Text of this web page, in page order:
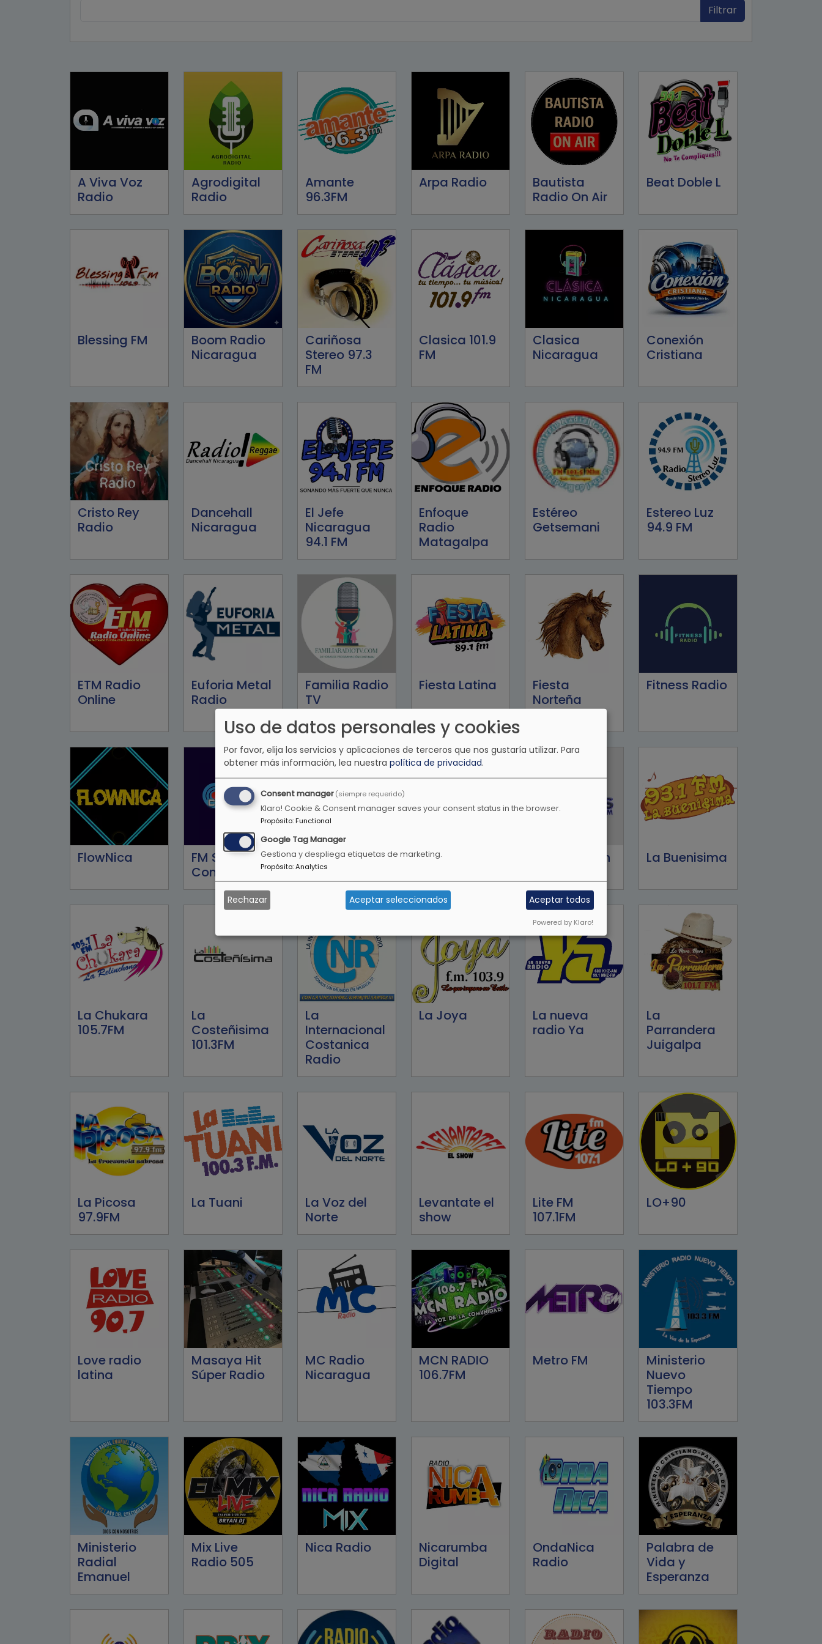
Filtrar
A Viva Voz
Radio
Agrodigital
Radio
Amante
96.3FM
Arpa Radio
Bautista
Radio On Air
Beat Doble L
Blessing FM
Boom Radio
Nicaragua
Cariñosa
Stereo 97.3
FM
Clasica 101.9
FM
Clasica
Nicaragua
Conexión
Cristiana
Cristo Rey
Radio
Dancehall
Nicaragua
El Jefe
Nicaragua
94.1 FM
Enfoque
Radio
Matagalpa
Estéreo
Getsemani
Estereo Luz
94.9 FM
ETM Radio
Online
Euforia Metal
Radio
Familia Radio
TV
Fiesta Latina
Fiesta
Norteña
Radio
Fitness Radio
FlowNica
FM Stereo
Conexión 91.5
Happy Radio
96.7
Hotmusic
Kairos Seven La Buenisima
La Chukara
105.7FM
La
Costeñisima
101.3FM
La
Internacional
Costanica
Radio
La Joya
La nueva
radio Ya
La
Parrandera
Juigalpa
La Picosa
97.9FM
La Tuani
La Voz del
Norte
Levantate el
show
Lite FM
107.1FM
LO+90
Love radio
latina
Masaya Hit
Súper Radio
MC Radio
Nicaragua
MCN RADIO
106.7FM
Metro FM
Ministerio
Nuevo
Tiempo
103.3FM
Ministerio
Radial
Emanuel
Mix Live
Radio 505
Nica Radio
Nicarumba
Digital
OndaNica
Radio
Palabra de
Vida y
Esperanza
Uso de datos personales y cookies
Por favor, elija los servicios y aplicaciones de terceros que nos gustaría utilizar. Para
obtener más información, lea nuestra política de privacidad.
Consent manager(siempre requerido)
Klaro! Cookie & Consent manager saves your consent status in the browser.
Propósito:Functional
Google Tag Manager
Gestiona y despliega etiquetas de marketing.
Propósito:Analytics
Rechazar Aceptar seleccionados Aceptar todos
Powered by Klaro!